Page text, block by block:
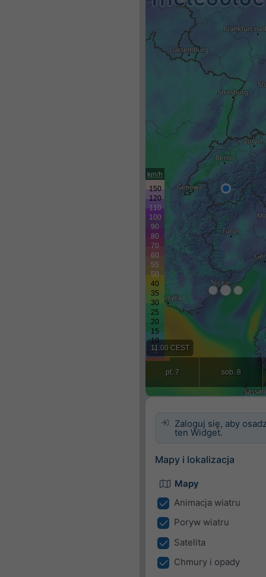
Zaloguj się, aby
ten Widget.
Mapy i lokalizacja
Mapy
Animacja wiatru
Poryw wiatru
Satelita
Chmury i opady